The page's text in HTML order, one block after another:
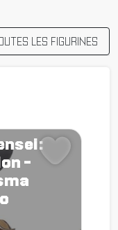
LES FIGURINES
-